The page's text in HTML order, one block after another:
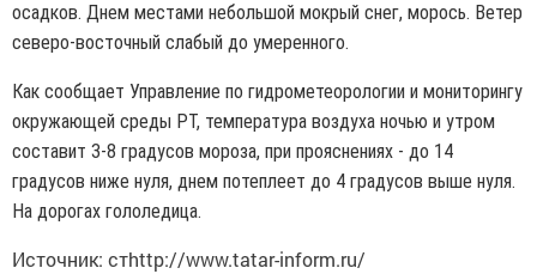
осадков. Днем местами небольшой мокрый снег, морось. Ветер
северо-восточный слабый до умеренного.
Как сообщает Управление по гидрометеорологии и мониторингу
окружающей среды РТ, температура воздуха ночью и утром
составит 3-8 градусов мороза, при прояснениях - до 14
градусов ниже нуля, днем потеплеет до 4 градусов выше нуля.
На дорогах гололедица.
Источник: стhttp://www.tatar-inform.ru/